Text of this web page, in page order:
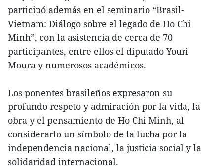
participó además en el seminario “Brasil-
Vietnam: Diálogo sobre el legado de Ho Chi
Minh”, con la asistencia de cerca de 70
participantes, entre ellos el diputado Youri
Moura y numerosos académicos.
Los ponentes brasileños expresaron su
profundo respeto y admiración por la vida, la
obra y el pensamiento de Ho Chi Minh, al
considerarlo un símbolo de la lucha por la
independencia nacional, la justicia social y la
solidaridad internacional.